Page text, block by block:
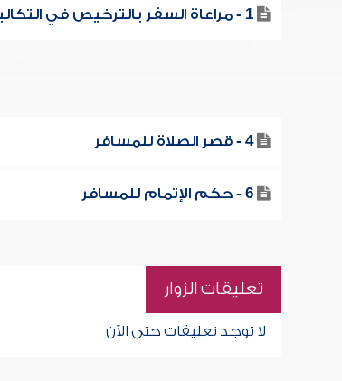
1 - مراعاة السفر بالترخيص في التكاليف الشرعية
4 - قصر الصلاة للمسافر
6 - حكم الإتمام للمسافر
تعليقات الزوار
لا توجد تعليقات حتى الآن